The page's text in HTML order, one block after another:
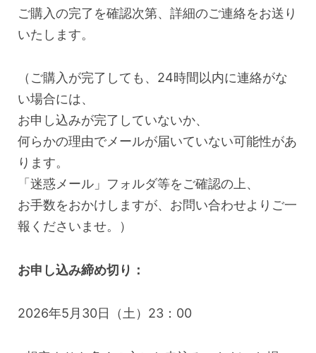
ご購入の完了を確認次第、詳細のご連絡をお送り
いたします。
（ご購入が完了しても、24時間以内に連絡がな
い場合には、
お申し込みが完了していないか、
何らかの理由でメールが届いていない可能性があ
ります。
「迷惑メール」フォルダ等をご確認の上、
お手数をおかけしますが、お問い合わせよりご一
報くださいませ。）
お申し込み締め切り：
2026年5月30日（土）23：00